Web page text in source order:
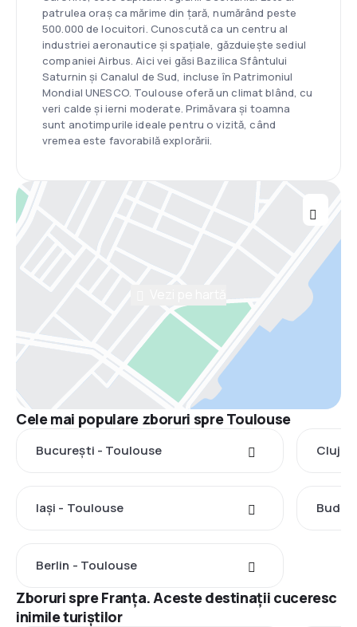
patrulea oraș ca mărime din țară, numărând peste
500.000 de locuitori. Cunoscută ca un centru al
industriei aeronautice și spațiale, găzduiește sediul
companiei Airbus. Aici vei găsi Bazilica Sfântului
Saturnin și Canalul de Sud, incluse în Patrimoniul
Mondial UNESCO. Toulouse oferă un climat blând, cu
veri calde și ierni moderate. Primăvara și toamna
sunt anotimpurile ideale pentru o vizită, când
vremea este favorabilă explorării.
Cele mai populare zboruri spre Toulouse
București - Toulouse Cluj-
Iași - Toulouse
Berlin - Toulouse
Zboruri spre Franţa. Aceste destinații cuceresc
inimile turiștilor